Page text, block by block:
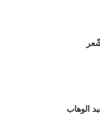
الوهاب